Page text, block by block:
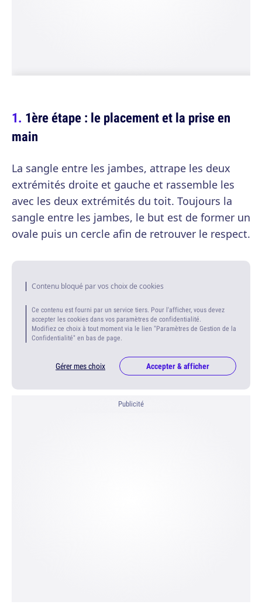
1ère étape : le placement et la prise en
main
La sangle entre les jambes, attrape les deux
extrémités droite et gauche et rassemble les
avec les deux extrémités du toit. Toujours la
sangle entre les jambes, le but est de former un
ovale puis un cercle afin de retrouver le respect.
Contenu bloqué par vos choix de cookies
Ce contenu est fourni par un service tiers. Pour l'afficher, vous devez
accepter les cookies dans vos paramètres de confidentialité.
Modifiez ce choix à tout moment via le lien "Paramètres de Gestion de la
Confidentialité" en bas de page.
Gérer mes choix Accepter & afficher
Publicité